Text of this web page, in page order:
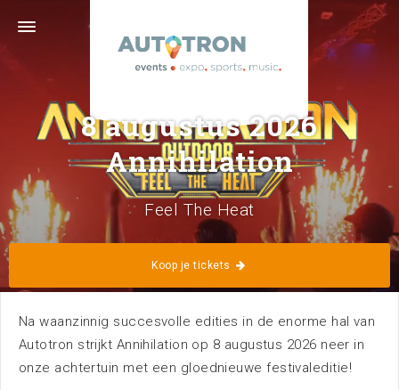
Graafsebaan 133 · 5248 NL Rosmalen ('s-
Hertogenbosch) · 073 629 39 11 ·info@autotron.nl
Volg ons
8 augustus 2026
Annihilation
Feel The Heat
Koop je tickets
Na waanzinnig succesvolle edities in de enorme hal van
Autotron strijkt Annihilation op 8 augustus 2026 neer in
onze achtertuin met een gloednieuwe festivaleditie!